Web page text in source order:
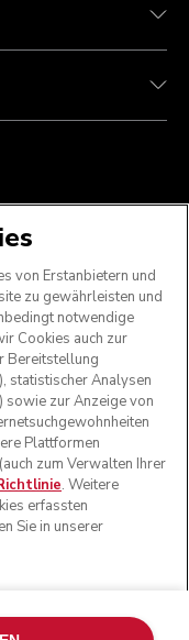
sind eingetragene
von Erstanbietern und
zu gewährleisten und
notwendige
Cookies auch zur
Bereitstellung
statistischer Analysen
sowie zur Anzeige von
Plattformen
zum Verwalten Ihrer
. Weitere
erfassten
Sie in unserer